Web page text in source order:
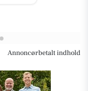
Annoncørbetalt indhold